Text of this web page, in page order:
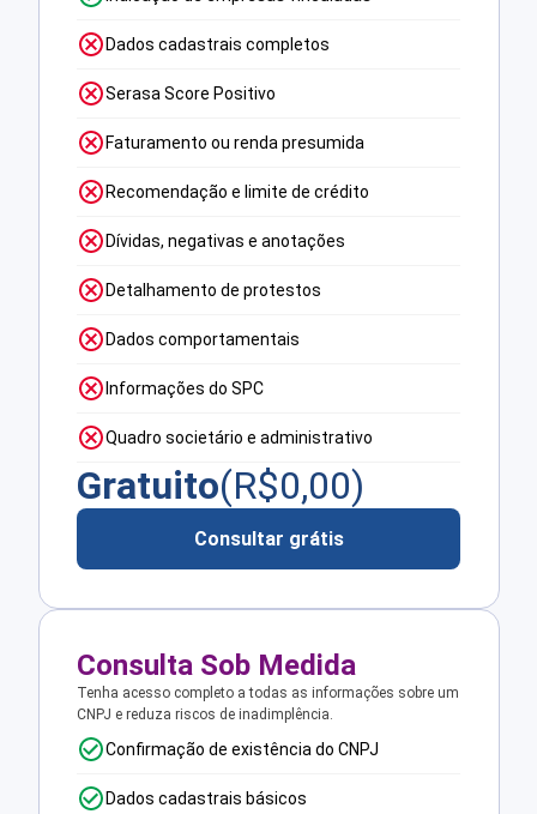
Dados cadastrais completos
Serasa Score Positivo
Faturamento ou renda presumida
Recomendação e limite de crédito
Dívidas, negativas e anotações
Detalhamento de protestos
Dados comportamentais
Informações do SPC
Quadro societário e administrativo
Gratuito(R$0,00)
Consultar grátis
Consulta Sob Medida
Tenha acesso completo a todas as informações sobre um
CNPJ e reduza riscos de inadimplência.
Confirmação de existência do CNPJ
Dados cadastrais básicos